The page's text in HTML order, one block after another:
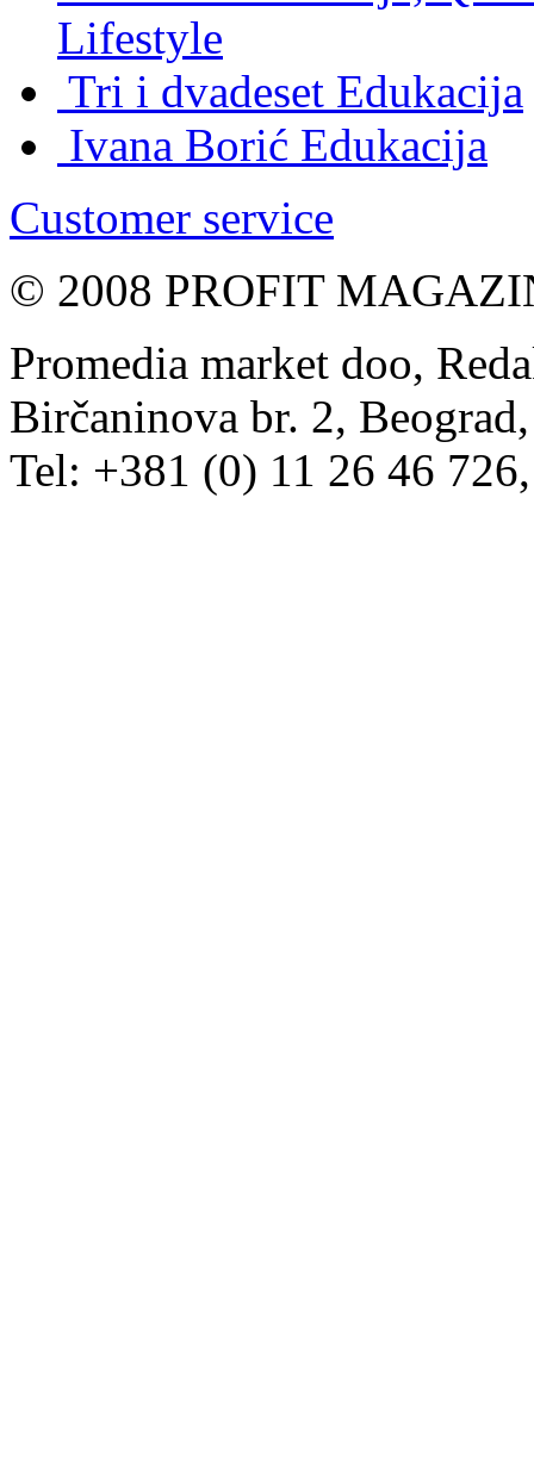
Lifestyle
Tri i dvadeset Edukacija
Ivana Borić Edukacija
Customer service
© 2008 PROFIT
Promedia market doo,
Birčaninova br. 2,
Tel: +381 (0) 11 26 46